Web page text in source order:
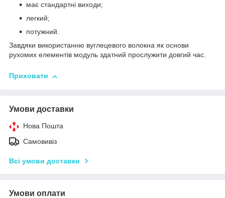
має стандартні виходи;
легкий;
потужний.
Завдяки використанню вуглецевого волокна як основи
рухомих елементів модуль здатний прослужити довгий час.
Приховати
Умови доставки
Нова Пошта
Самовивіз
Всі умови доставки
Умови оплати